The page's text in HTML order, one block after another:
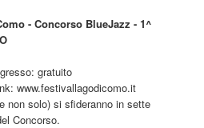
- Concorso BlueJazz - 1^
gratuito
www.festivallagodicomo.it
non solo) si sfideranno in sette
Concorso.